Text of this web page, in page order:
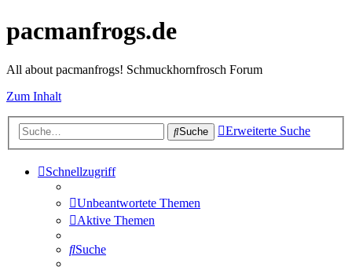
pacmanfrogs.de
All about pacmanfrogs! Schmuckhornfrosch Forum
Zum Inhalt
Suche Erweiterte Suche
Schnellzugriff
Unbeantwortete Themen
Aktive Themen
Suche